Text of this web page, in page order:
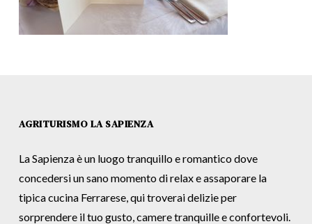
AGRITURISMO LA SAPIENZA
La Sapienza è un luogo tranquillo e romantico dove
concedersi un sano momento di relax e assaporare la
tipica cucina Ferrarese, qui troverai delizie per
sorprendere il tuo gusto, camere tranquille e confortevoli.